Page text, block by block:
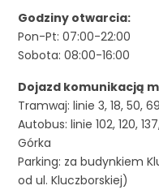
Godziny otwarcia:
Pon-Pt: 07:00-22:00
Sobota: 08:00-16:00
Dojazd komunikacją
Tramwaj: linie 3, 18, 50,
Autobus: linie 102, 120,
Górka
Parking: za budynkiem
od ul. Kluczborskiej)